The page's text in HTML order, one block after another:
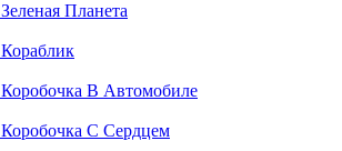
Зеленая Планета
Кораблик
Коробочка В Автомобиле
Коробочка С Сердцем